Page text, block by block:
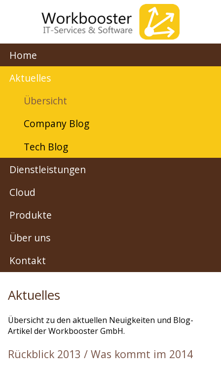
Home
Aktuelles
Übersicht
Company Blog
Tech Blog
Dienstleistungen
Cloud
Produkte
Über uns
Kontakt
Aktuelles
Übersicht zu den aktuellen Neuigkeiten und Blog-
Artikel der Workbooster GmbH.
Rückblick 2013 / Was kommt im 2014